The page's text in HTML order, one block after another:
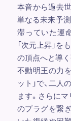
本音から過去
単なる未来予
滞っていた運
「次元上昇」
の頂点へと導
不動明王の力
ット」で、二
ます。さらに
のプラグを繋